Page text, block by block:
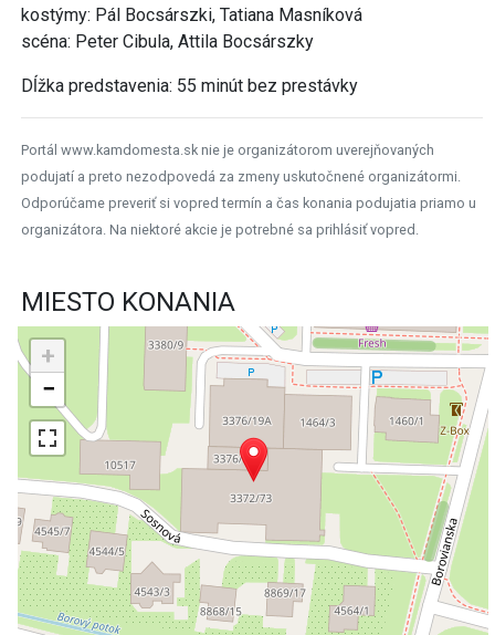
kostýmy: Pál Bocsárszki, Tatiana Masníková
scéna: Peter Cibula, Attila Bocsárszky
Dĺžka predstavenia: 55 minút bez prestávky
Portál www.kamdomesta.sk nie je organizátorom uverejňovaných
podujatí a preto nezodpovedá za zmeny uskutočnené organizátormi.
Odporúčame preveriť si vopred termín a čas konania podujatia priamo u
organizátora. Na niektoré akcie je potrebné sa prihlásiť vopred.
MIESTO KONANIA
+
−